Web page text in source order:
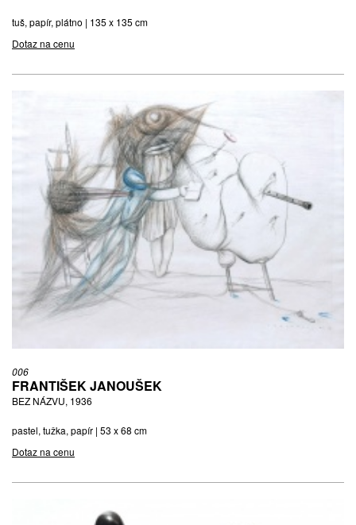
tuš, papír, plátno | 135 x 135 cm
Dotaz na cenu
006
FRANTIŠEK JANOUŠEK
BEZ NÁZVU, 1936
pastel, tužka, papír | 53 x 68 cm
Dotaz na cenu